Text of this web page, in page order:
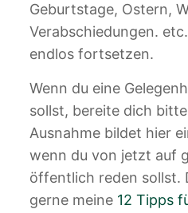
Geburtstage, Ostern,
Verabschiedungen.
endlos fortsetzen.
Wenn du eine
sollst, bereite dich
Ausnahme bildet hier
wenn du von jetzt auf
öffentlich reden sollst.
gerne meine 12 Tipps